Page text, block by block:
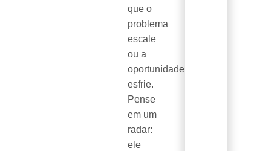
que o
problema
escale
ou a
oportunidade
esfrie.
Pense
em um
radar:
ele